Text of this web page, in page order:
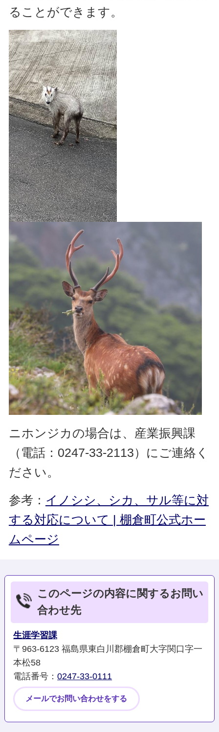
ることができます。
ニホンジカの場合は、産業振興課
（電話：0247-33-2113）にご連絡く
ださい。
参考： イノシシ、シカ、サル等に対
する対応について | 棚倉町公式ホー
ムページ
このページの内容に関するお問い
合わせ先
生涯学習課
〒963-6123 福島県東白川郡棚倉町大字関口字一
本松58
電話番号：0247-33-0111
メールでお問い合わせをする